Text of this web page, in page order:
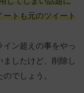
ートも元のツイート
イン超えの事をやっ
したけど、削除し
でしょう。